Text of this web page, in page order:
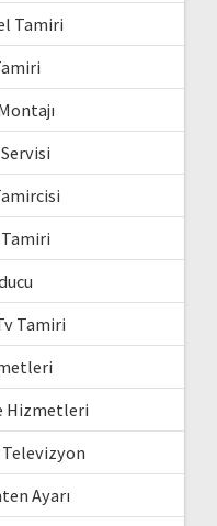
Tamiri
Tamiri
Hizmetleri
Televizyon
Ayarı